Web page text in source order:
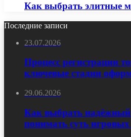
Как выбрать элитные
Последние записи
23.07.2026
Процесс регистрации
ключевые стадии
29.06.2026
Как выбрать
понимать суть